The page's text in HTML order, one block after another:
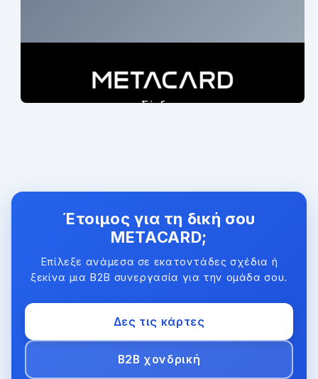
Έτοιμος για τη δική σου
METACARD;
Επίλεξε ανάμεσα σε εκατοντάδες σχέδια ή
ξεκίνα μια B2B συνεργασία για την ομάδα σου.
Δες τις κάρτες
B2B χονδρική